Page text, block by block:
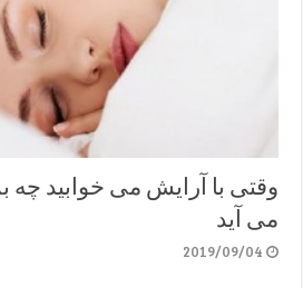
وقتی با آرایش می خوابید
می آید
2019/09/04